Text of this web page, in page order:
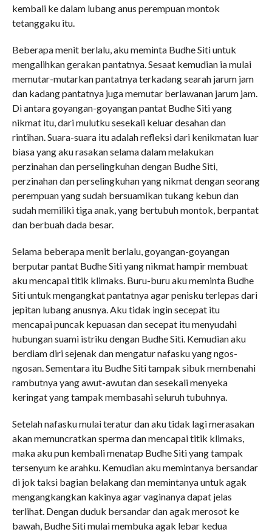
kembali ke dalam lubang anus perempuan montok
tetanggaku itu.
Beberapa menit berlalu, aku meminta Budhe Siti untuk
mengalihkan gerakan pantatnya. Sesaat kemudian ia mulai
memutar-mutarkan pantatnya terkadang searah jarum jam
dan kadang pantatnya juga memutar berlawanan jarum jam.
Di antara goyangan-goyangan pantat Budhe Siti yang
nikmat itu, dari mulutku sesekali keluar desahan dan
rintihan. Suara-suara itu adalah refleksi dari kenikmatan luar
biasa yang aku rasakan selama dalam melakukan
perzinahan dan perselingkuhan dengan Budhe Siti,
perzinahan dan perselingkuhan yang nikmat dengan seorang
perempuan yang sudah bersuamikan tukang kebun dan
sudah memiliki tiga anak, yang bertubuh montok, berpantat
dan berbuah dada besar.
Selama beberapa menit berlalu, goyangan-goyangan
berputar pantat Budhe Siti yang nikmat hampir membuat
aku mencapai titik klimaks. Buru-buru aku meminta Budhe
Siti untuk mengangkat pantatnya agar penisku terlepas dari
jepitan lubang anusnya. Aku tidak ingin secepat itu
mencapai puncak kepuasan dan secepat itu menyudahi
hubungan suami istriku dengan Budhe Siti. Kemudian aku
berdiam diri sejenak dan mengatur nafasku yang ngos-
ngosan. Sementara itu Budhe Siti tampak sibuk membenahi
rambutnya yang awut-awutan dan sesekali menyeka
keringat yang tampak membasahi seluruh tubuhnya.
Setelah nafasku mulai teratur dan aku tidak lagi merasakan
akan memuncratkan sperma dan mencapai titik klimaks,
maka aku pun kembali menatap Budhe Siti yang tampak
tersenyum ke arahku. Kemudian aku memintanya bersandar
di jok taksi bagian belakang dan memintanya untuk agak
mengangkangkan kakinya agar vaginanya dapat jelas
terlihat. Dengan duduk bersandar dan agak merosot ke
bawah, Budhe Siti mulai membuka agak lebar kedua